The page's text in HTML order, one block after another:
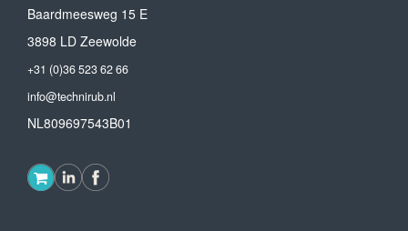
Baardmeesweg 15 E
3898 LD Zeewolde
+31 (0)36 523 62 66
info@technirub.nl
NL809697543B01